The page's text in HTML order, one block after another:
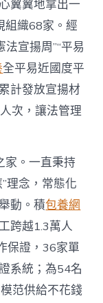
翼翼地拿出一
組織68家。經
法宣揚周”“平易
全平易近國度平
計發放宣揚材
次，讓法管理
家。一直秉持
理念，常態化
動。積包養網
跨越1.3萬人
保證，36家單
系統；為54名
范供給不花錢